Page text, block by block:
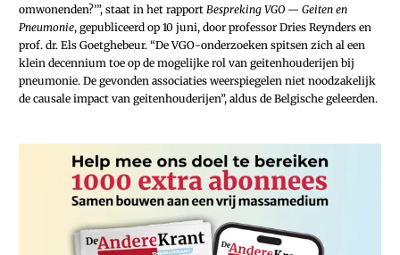
omwonenden?’”, staat in het rapport Bespreking VGO — Geiten en
Pneumonie, gepubliceerd op 10 juni, door professor Dries Reynders en
prof. dr. Els Goetghebeur. “De VGO-onderzoeken spitsen zich al een
klein decennium toe op de mogelijke rol van geitenhouderijen bij
pneumonie. De gevonden associaties weerspiegelen niet noodzakelijk
de causale impact van geitenhouderijen”, aldus de Belgische geleerden.